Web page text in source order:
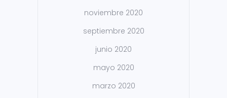
noviembre 2020
septiembre 2020
junio 2020
mayo 2020
marzo 2020